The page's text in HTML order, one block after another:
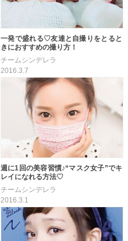
一発で盛れる♡友達と自撮りをとると
きにおすすめの撮り方！
チームシンデレラ
2016.3.7
週に1回の美容習慣♪“マスク女子”でキ
レイになれる方法♡
チームシンデレラ
2016.3.1